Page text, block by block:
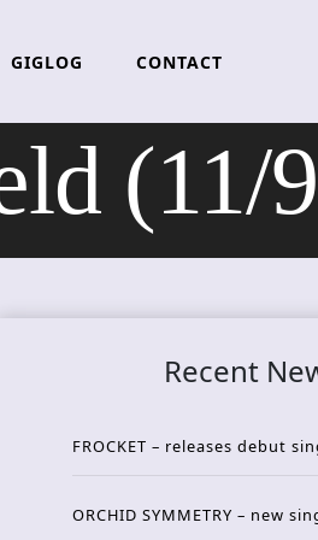
GIGLOG CONTACT
(11/
Recent
FROCKET – releases debut
ORCHID SYMMETRY – new